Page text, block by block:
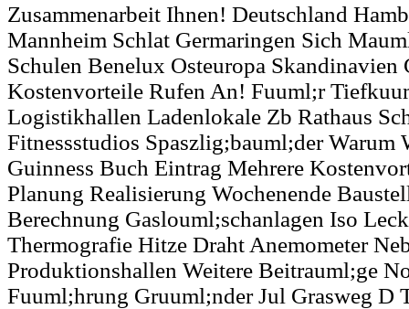
Zusammenarbeit Ihnen! Deutschland
Mannheim Schlat Germaringen Sich
Schulen Benelux Osteuropa Skandinavien
Kostenvorteile Rufen An! Fuuml;r
Logistikhallen Ladenlokale Zb Rathaus
Fitnessstudios Spaszlig;bauml;der Warum
Guinness Buch Eintrag Mehrere
Planung Realisierung Wochenende
Berechnung Gaslouml;schanlagen Iso
Thermografie Hitze Draht Anemometer
Produktionshallen Weitere Beitrauml;ge
Fuuml;hrung Gruuml;nder Jul Grasweg D